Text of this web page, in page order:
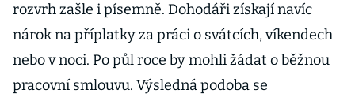
rozvrh zašle i písemně. Dohodáři získají navíc
nárok na příplatky za práci o svátcích, víkendech
nebo v noci. Po půl roce by mohli žádat o běžnou
pracovní smlouvu. Výsledná podoba se